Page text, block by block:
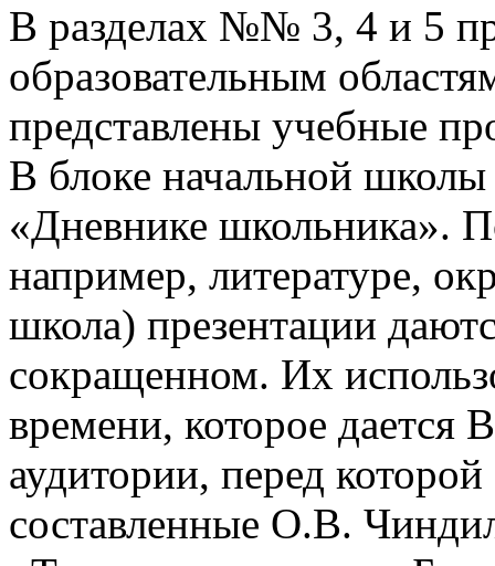
В разделах №№ 3, 4 и 5
образовательным
представлены учебные
В блоке начальной
«Дневнике школьника».
например, литературе,
школа) презентации
сокращенном. Их
времени, которое дается
аудитории, перед
составленные О.В.